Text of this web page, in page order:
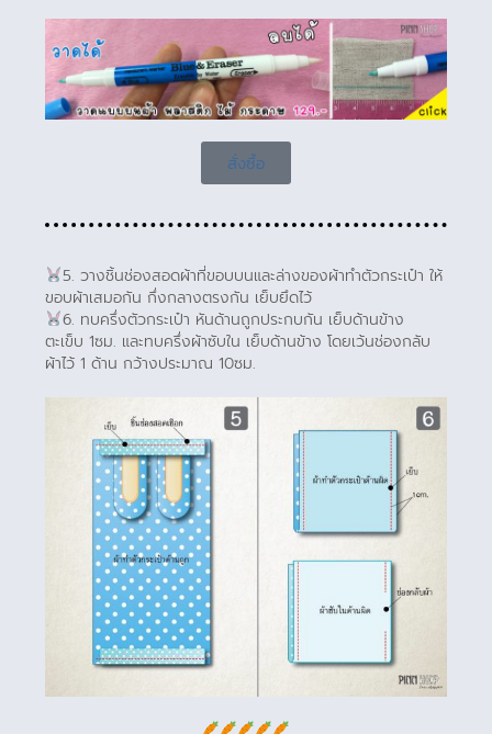
สั่งซื้อ
5. วางชิ้นช่องสอดผ้าที่ขอบบนและล่างของผ้าทำตัวกระเป๋า ให้
ขอบผ้าเสมอกัน กึ่งกลางตรงกัน เย็บยึดไว้
6. ทบครึ่งตัวกระเป๋า หันด้านถูกประกบกัน เย็บด้านข้าง
ตะเข็บ 1ซม. และทบครึ่งผ้าซับใน เย็บด้านข้าง โดยเว้นช่องกลับ
ผ้าไว้ 1 ด้าน กว้างประมาณ 10ซม.